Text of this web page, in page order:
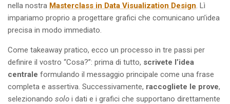
nella nostra Masterclass in Data Visualization Design . Lì
impariamo proprio a progettare grafici che comunicano un’idea
precisa in modo immediato.
Come takeaway pratico, ecco un processo in tre passi per
definire il vostro “Cosa?”: prima di tutto, scrivete l’idea
centrale formulando il messaggio principale come una frase
completa e assertiva. Successivamente, raccogliete le prove,
selezionando solo i dati e i grafici che supportano direttamente